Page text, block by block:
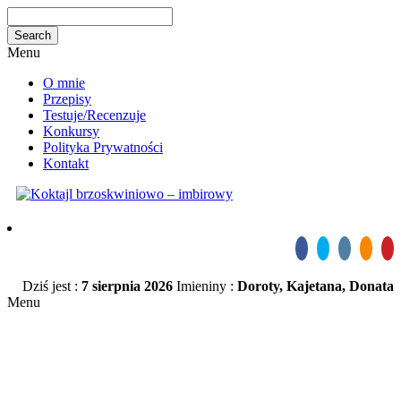
Menu
O mnie
Przepisy
Testuje/Recenzuje
Konkursy
Polityka Prywatności
Kontakt
Dziś jest : 7 sierpnia 2026 Imieniny : Doroty, Kajetana, Donata
Menu